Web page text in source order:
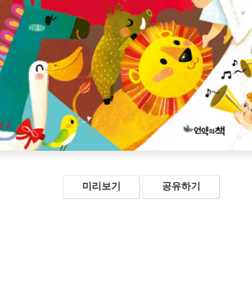
미리보기 공유하기